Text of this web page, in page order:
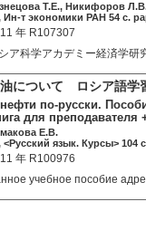
Т.Е., Никифоров
Ин-т экономики РАН 54 c.
年 R107307
ア科学アカデミー経済学研
について ロシア語
по-русски.
для преподавателя
Е.В.
<Русский язык. Курсы> 104
年 R100976
учебное пособие